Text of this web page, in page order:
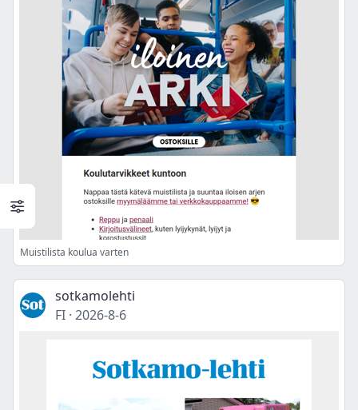
Muistilista koulua varten
sotkamolehti
FI · 2026-8-6